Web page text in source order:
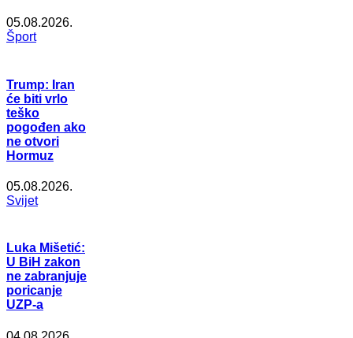
05.08.2026.
Šport
Trump: Iran
će biti vrlo
teško
pogođen ako
ne otvori
Hormuz
05.08.2026.
Svijet
Luka Mišetić:
U BiH zakon
ne zabranjuje
poricanje
UZP-a